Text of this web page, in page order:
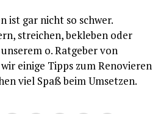
ist gar nicht so schwer.
streichen, bekleben oder
o. Ratgeber von
einige Tipps zum Renovieren
viel Spaß beim Umsetzen.